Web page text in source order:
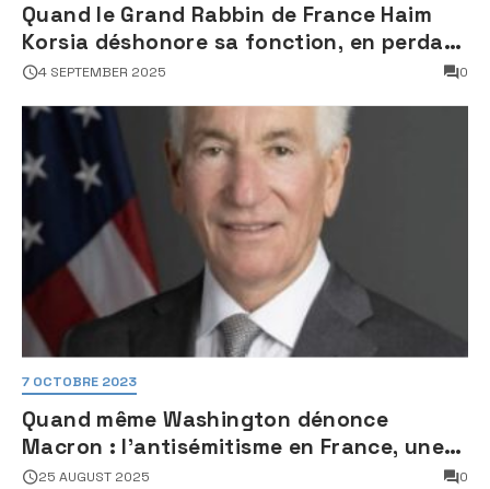
Quand le Grand Rabbin de France Haim
Korsia déshonore sa fonction, en perdant
son sang froid
4 SEPTEMBER 2025 0
7 OCTOBRE 2023
Quand même Washington dénonce
Macron : l’antisémitisme en France, une
faillite d’État
25 AUGUST 2025 0